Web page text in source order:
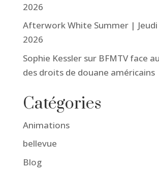
2026
Afterwork White Summer |
2026
Sophie Kessler sur BFMTV face
des droits de douane américains
Catégories
Animations
bellevue
Blog